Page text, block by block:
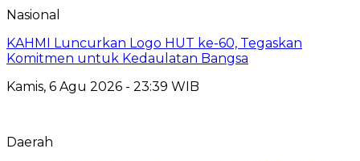
Nasional
KAHMI Luncurkan Logo HUT ke-60, Tegaskan
Komitmen untuk Kedaulatan Bangsa
Kamis, 6 Agu 2026 - 23:39 WIB
Daerah